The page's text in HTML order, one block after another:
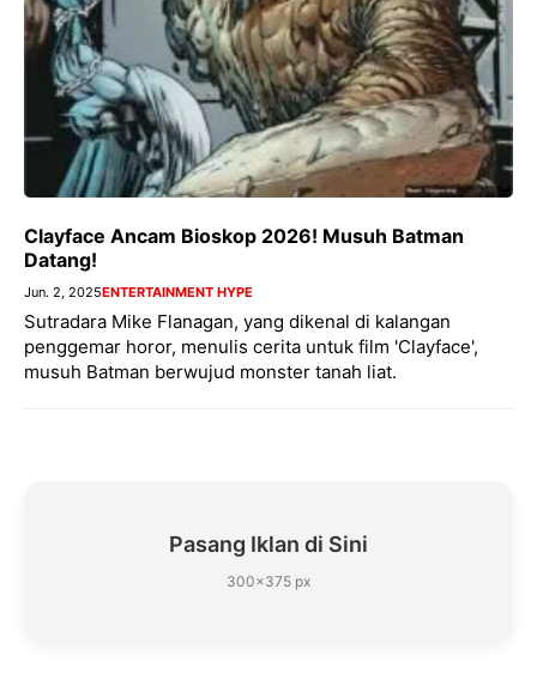
Clayface Ancam Bioskop 2026! Musuh Batman
Datang!
Jun. 2, 2025ENTERTAINMENT HYPE
Sutradara Mike Flanagan, yang dikenal di kalangan
penggemar horor, menulis cerita untuk film 'Clayface',
musuh Batman berwujud monster tanah liat.
Pasang Iklan di Sini
300×375 px